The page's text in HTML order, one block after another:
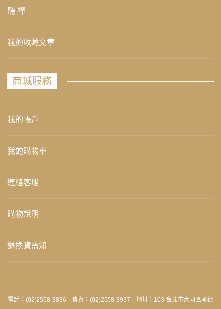
聽 禪
我的收藏文章
商城服務
我的帳戶
我的購物車
連絡客服
購物說明
退換貨需知
電話：(02)2558-3836 傳真：(02)2558-3937 地址：103 台北市大同區承德